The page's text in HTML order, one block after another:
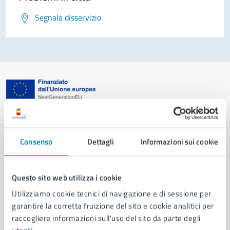
Consenso Dettagli Informazioni sui cookie
Questo sito web utilizza i cookie
Utilizziamo cookie tecnici di navigazione e di sessione per
garantire la corretta fruizione del sito e cookie analitici per
raccogliere informazioni sull'uso del sito da parte degli
Segnala disservizio
Organi di governo
Municipalità
Uffici
Enti e fondazioni
Politici